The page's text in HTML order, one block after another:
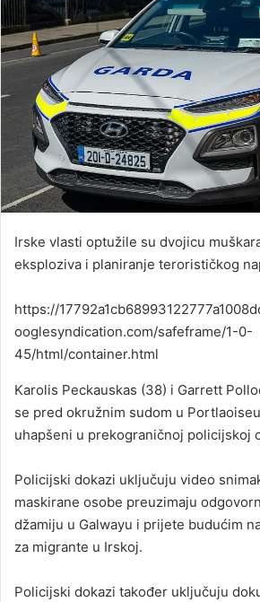
Irske vlasti optužile su dvojicu
eksploziva i planiranje terorističkog
https://
ooglesyndication.com/safeframe/1-0-
45/html/container.html
Karolis Peckauskas (38) i Garrett
se pred okružnim sudom u
uhapšeni u prekograničnoj policijskoj
Policijski dokazi uključuju video
maskirane osobe preuzimaju
džamiju u Galwayu i prijete budućim
za migrante u Irskoj.
Policijski dokazi također uključuju